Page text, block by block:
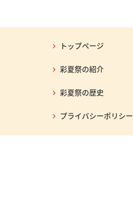
トップページ
彩夏祭の紹介
彩夏祭の歴史
プライバシーポリシー